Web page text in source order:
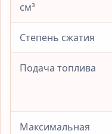
см³
Степень сжатия
Подача топлива
Максимальная